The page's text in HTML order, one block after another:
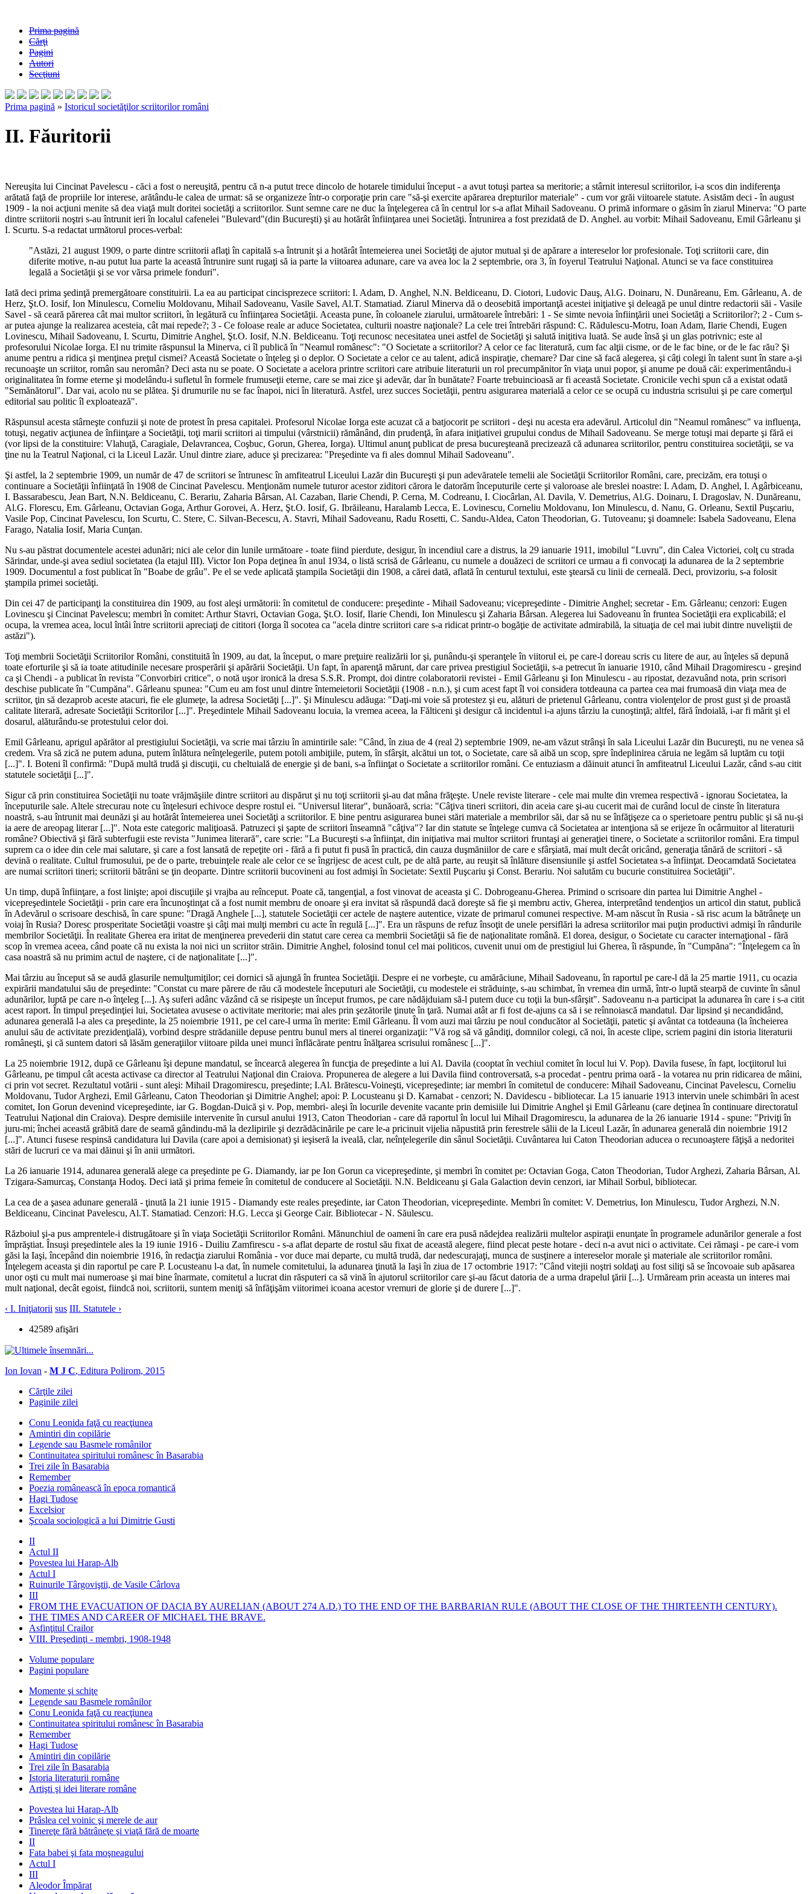
Prima pagină
Cărţi
Pagini
Autori
Secţiuni
Prima pagină » Istoricul societăţilor scriitorilor români
II. Făuritorii
Nereuşita lui Cincinat Pavelescu - căci a fost o nereuşită, pentru că n-a putut trece dincolo de hotarele timidului început - a avut totuşi partea sa meritorie; a stârnit interesul scriitorilor, i-a scos din indiferenţa
arătată faţă de propriile lor interese, arătându-le calea de urmat: să se organizeze într-o corporaţie prin care "să-şi exercite apărarea drepturilor materiale" - cum vor grăi viitoarele statute. Asistăm deci - în august
1909 - la noi acţiuni menite să dea viaţă mult doritei societăţi a scriitorilor. Sunt semne care ne duc la înţelegerea că în centrul lor s-a aflat Mihail Sadoveanu. O primă informare o găsim în ziarul Minerva: "O parte
dintre scriitorii noştri s-au întrunit ieri în localul cafenelei "Bulevard"(din Bucureşti) şi au hotărât înfiinţarea unei Societăţi. Întrunirea a fost prezidată de D. Anghel. au vorbit: Mihail Sadoveanu, Emil Gârleanu şi
I. Scurtu. S-a redactat următorul proces-verbal:
"Astăzi, 21 august 1909, o parte dintre scriitorii aflaţi în capitală s-a întrunit şi a hotărât întemeierea unei Societăţi de ajutor mutual şi de apărare a intereselor lor profesionale. Toţi scriitorii care, din
diferite motive, n-au putut lua parte la această întrunire sunt rugaţi să ia parte la viitoarea adunare, care va avea loc la 2 septembrie, ora 3, în foyerul Teatrului Naţional. Atunci se va face constituirea
legală a Societăţii şi se vor vărsa primele fonduri".
Iată deci prima şedinţă premergătoare constituirii. La ea au participat cincisprezece scriitori: I. Adam, D. Anghel, N.N. Beldiceanu, D. Ciotori, Ludovic Dauş, Al.G. Doinaru, N. Dunăreanu, Em. Gârleanu, A. de
Herz, Şt.O. Iosif, Ion Minulescu, Corneliu Moldovanu, Mihail Sadoveanu, Vasile Savel, Al.T. Stamatiad. Ziarul Minerva dă o deosebită importanţă acestei iniţiative şi deleagă pe unul dintre redactorii săi - Vasile
Savel - să ceară părerea cât mai multor scriitori, în legătură cu înfiinţarea Societăţii. Aceasta pune, în coloanele ziarului, următoarele întrebări: 1 - Se simte nevoia înfiinţării unei Societăţi a Scriitorilor?; 2 - Cum s-
ar putea ajunge la realizarea acesteia, cât mai repede?; 3 - Ce foloase reale ar aduce Societatea, culturii noastre naţionale? La cele trei întrebări răspund: C. Rădulescu-Motru, Ioan Adam, Ilarie Chendi, Eugen
Lovinescu, Mihail Sadoveanu, I. Scurtu, Dimitrie Anghel, Şt.O. Iosif, N.N. Beldiceanu. Toţi recunosc necesitatea unei astfel de Societăţi şi salută iniţitiva luată. Se aude însă şi un glas potrivnic; este al
profesorului Nicolae Iorga. El nu trimite răspunsul la Minerva, ci îl publică în "Neamul românesc": "O Societate a scriitorilor? A celor ce fac literatură, cum fac alţii cisme, or de le fac bine, or de le fac rău? Şi
anume pentru a ridica şi menţinea preţul cismei? Această Societate o înţeleg şi o deplor. O Societate a celor ce au talent, adică inspiraţie, chemare? Dar cine să facă alegerea, şi câţi colegi în talent sunt în stare a-şi
recunoaşte un scriitor, român sau neromân? Deci asta nu se poate. O Societate a acelora printre scriitori care atribuie literaturii un rol precumpănitor în viaţa unui popor, şi anume pe două căi: experimentându-i
originalitatea în forme eterne şi modelându-i sufletul în formele frumuseţii eterne, care se mai zice şi adevăr, dar în bunătate? Foarte trebuincioasă ar fi această Societate. Cronicile vechi spun că a existat odată
"Semănătorul". Dar vai, acolo nu se plătea. Şi drumurile nu se fac înapoi, nici în literatură. Astfel, urez succes Societăţii, pentru asigurarea materială a celor ce se ocupă cu industria scrisului şi pe care comerţul
editorial sau politic îl exploatează".
Răspunsul acesta stârneşte confuzii şi note de protest în presa capitalei. Profesorul Nicolae Iorga este acuzat că a batjocorit pe scriitori - deşi nu acesta era adevărul. Articolul din "Neamul românesc" va influenţa,
totuşi, negativ acţiunea de înfiinţare a Societăţii, toţi marii scriitori ai timpului (vârstnicii) rămânând, din prudenţă, în afara iniţiativei grupului condus de Mihail Sadoveanu. Se merge totuşi mai departe şi fără ei
(vor lipsi de la constituire: Vlahuţă, Caragiale, Delavrancea, Coşbuc, Gorun, Gherea, Iorga). Ultimul anunţ publicat de presa bucureşteană precizează că adunarea scriitorilor, pentru constituirea societăţii, se va
ţine nu la Teatrul Naţional, ci la Liceul Lazăr. Unul dintre ziare, aduce şi precizarea: "Preşedinte va fi ales domnul Mihail Sadoveanu".
Şi astfel, la 2 septembrie 1909, un număr de 47 de scriitori se întrunesc în amfiteatrul Liceului Lazăr din Bucureşti şi pun adevăratele temelii ale Societăţii Scriitorilor Români, care, precizăm, era totuşi o
continuare a Societăţii înfiinţată în 1908 de Cincinat Pavelescu. Menţionăm numele tuturor acestor ziditori cărora le datorăm începuturile certe şi valoroase ale breslei noastre: I. Adam, D. Anghel, I. Agârbiceanu,
I. Bassarabescu, Jean Bart, N.N. Beldiceanu, C. Berariu, Zaharia Bârsan, Al. Cazaban, Ilarie Chendi, P. Cerna, M. Codreanu, I. Ciocârlan, Al. Davila, V. Demetrius, Al.G. Doinaru, I. Dragoslav, N. Dunăreanu,
Al.G. Florescu, Em. Gârleanu, Octavian Goga, Arthur Gorovei, A. Herz, Şt.O. Iosif, G. Ibrăileanu, Haralamb Lecca, E. Lovinescu, Corneliu Moldovanu, Ion Minulescu, d. Nanu, G. Orleanu, Sextil Puşcariu,
Vasile Pop, Cincinat Pavelescu, Ion Scurtu, C. Stere, C. Silvan-Becescu, A. Stavri, Mihail Sadoveanu, Radu Rosetti, C. Sandu-Aldea, Caton Theodorian, G. Tutoveanu; şi doamnele: Isabela Sadoveanu, Elena
Farago, Natalia Iosif, Maria Cunţan.
Nu s-au păstrat documentele acestei adunări; nici ale celor din lunile următoare - toate fiind pierdute, desigur, în incendiul care a distrus, la 29 ianuarie 1911, imobilul "Luvru", din Calea Victoriei, colţ cu strada
Sărindar, unde-şi avea sediul societatea (la etajul III). Victor Ion Popa deţinea în anul 1934, o listă scrisă de Gârleanu, cu numele a douăzeci de scriitori ce urmau a fi convocaţi la adunarea de la 2 septembrie
1909. Documentul a fost publicat în "Boabe de grâu". Pe el se vede aplicată ştampila Societăţii din 1908, a cărei dată, aflată în centurul textului, este ştearsă cu linii de cerneală. Deci, provizoriu, s-a folosit
ştampila primei societăţi.
Din cei 47 de participanţi la constituirea din 1909, au fost aleşi următorii: în comitetul de conducere: preşedinte - Mihail Sadoveanu; vicepreşedinte - Dimitrie Anghel; secretar - Em. Gârleanu; cenzori: Eugen
Lovinescu şi Cincinat Pavelescu; membri în comitet: Arthur Stavri, Octavian Goga, Şt.O. Iosif, Ilarie Chendi, Ion Minulescu şi Zaharia Bârsan. Alegerea lui Sadoveanu în fruntea Societăţii era explicabilă; el
ocupa, la vremea acea, locul întâi între scriitorii apreciaţi de cititori (Iorga îl socotea ca "acela dintre scriitori care s-a ridicat printr-o bogăţie de activitate admirabilă, la situaţia de cel mai iubit dintre nuveliştii de
astăzi").
Toţi membrii Societăţii Scriitorilor Români, constituită în 1909, au dat, la început, o mare preţuire realizării lor şi, punându-şi speranţele în viitorul ei, pe care-l doreau scris cu litere de aur, au înţeles să depună
toate eforturile şi să ia toate atitudinile necesare prosperării şi apărării Societăţii. Un fapt, în aparenţă mărunt, dar care privea prestigiul Societăţii, s-a petrecut în ianuarie 1910, când Mihail Dragomirescu - greşind
ca şi Chendi - a publicat în revista "Convorbiri critice", o notă uşor ironică la dresa S.S.R. Prompt, doi dintre colaboratorii revistei - Emil Gârleanu şi Ion Minulescu - au ripostat, dezavuând nota, prin scrisori
deschise publicate în "Cumpăna". Gârleanu spunea: "Cum eu am fost unul dintre întemeietorii Societăţii (1908 - n.n.), şi cum acest fapt îl voi considera totdeauna ca partea cea mai frumoasă din viaţa mea de
scriitor, ţin să dezaprob aceste atacuri, fie ele glumeţe, la adresa Societăţi [...]". Şi Minulescu adăuga: "Daţi-mi voie să protestez şi eu, alături de prietenul Gârleanu, contra violenţelor de prost gust şi de proastă
calitate literară, adresate Societăţii Scritorilor [...]". Preşedintele Mihail Sadoveanu locuia, la vremea aceea, la Fălticeni şi desigur că incidentul i-a ajuns târziu la cunoştinţă; altfel, fără îndoială, i-ar fi mărit şi el
dosarul, alăturându-se protestului celor doi.
Emil Gârleanu, aprigul apărător al prestigiului Societăţii, va scrie mai târziu în amintirile sale: "Când, în ziua de 4 (real 2) septembrie 1909, ne-am văzut strânşi în sala Liceului Lazăr din Bucureşti, nu ne venea să
credem. Vra să zică ne putem aduna, putem înlătura neînţelegerile, putem potoli ambiţiile, putem, în sfârşit, alcătui un tot, o Societate, care să aibă un scop, spre îndeplinirea căruia ne legăm să luptăm cu toţii
[...]". I. Boteni îl confirmă: "După multă trudă şi discuţii, cu cheltuială de energie şi de bani, s-a înfiinţat o Societate a scriitorilor români. Ce entuziasm a dăinuit atunci în amfiteatrul Liceului Lazăr, când s-au citit
statutele societăţii [...]".
Sigur că prin constituirea Societăţii nu toate vrăjmăşiile dintre scriitori au dispărut şi nu toţi scriitorii şi-au dat mâna frăţeşte. Unele reviste literare - cele mai multe din vremea respectivă - ignorau Societatea, la
începuturile sale. Altele strecurau note cu înţelesuri echivoce despre rostul ei. "Universul literar", bunăoară, scria: "Câţiva tineri scriitori, din aceia care şi-au cucerit mai de curând locul de cinste în literatura
noastră, s-au întrunit mai deunăzi şi au hotărât întemeierea unei Societăţi a scriitorilor. E bine pentru asigurarea bunei stări materiale a membrilor săi, dar să nu se înfăţişeze ca o sperietoare pentru public şi să nu-şi
ia aere de areopag literar [...]". Nota este categoric maliţioasă. Patruzeci şi şapte de scriitori înseamnă "câţiva"? Iar din statute se înţelege cumva că Societatea ar intenţiona să se erijeze în ocârmuitor al literaturii
române? Obiectivă şi fără subterfugii este revista "Junimea literară", care scrie: "La Bucureşti s-a înfiinţat, din iniţiativa mai multor scriitori fruntaşi ai generaţiei tinere, o Societate a scriitorilor români. Era timpul
suprem ca o idee din cele mai salutare, şi care a fost lansată de repeţite ori - fără a fi putut fi pusă în practică, din cauza duşmăniilor de care e sfârşiată, mai mult decât oricând, generaţia tânără de scriitori - să
devină o realitate. Cultul frumosului, pe de o parte, trebuinţele reale ale celor ce se îngrijesc de acest cult, pe de altă parte, au reuşit să înlăture disensiunile şi astfel Societatea s-a înfiinţat. Deocamdată Societatea
are numai scriitori tineri; scriitorii bătrâni se ţin deoparte. Dintre scriitorii bucovineni au fost admişi în Societate: Sextil Puşcariu şi Const. Berariu. Noi salutăm cu bucurie constituirea Societăţii".
Un timp, după înfiinţare, a fost linişte; apoi discuţiile şi vrajba au reînceput. Poate că, tangenţial, a fost vinovat de aceasta şi C. Dobrogeanu-Gherea. Primind o scrisoare din partea lui Dimitrie Anghel -
vicepreşedintele Societăţii - prin care era încunoştinţat că a fost numit membru de onoare şi era invitat să răspundă dacă doreşte să fie şi membru activ, Gherea, interpretând tendenţios un articol din statut, publică
în Adevărul o scrisoare deschisă, în care spune: "Dragă Anghele [...], statutele Societăţii cer actele de naştere autentice, vizate de primarul comunei respective. M-am născut în Rusia - să risc acum la bătrâneţe un
voiaj în Rusia? Doresc prosperitate Societăţii voastre şi câţi mai mulţi membri cu acte în regulă [...]". Era un răspuns de refuz însoţit de unele persiflări la adresa scriitorilor mai puţin productivi admişi în rândurile
membrilor Societăţii. În realitate Gherea era iritat de menţinerea prevederii din statut care cerea ca membrii Societăţii să fie de naţionalitate română. El dorea, desigur, o Societate cu caracter internaţional - fără
scop în vremea aceea, când poate că nu exista la noi nici un scriitor străin. Dimitrie Anghel, folosind tonul cel mai politicos, cuvenit unui om de prestigiul lui Gherea, îi răspunde, în "Cumpăna": "Înţelegem ca în
casa noastră să nu primim actul de naştere, ci de naţionalitate [...]".
Mai târziu au început să se audă glasurile nemulţumiţilor; cei dornici să ajungă în fruntea Societăţii. Despre ei ne vorbeşte, cu amărăciune, Mihail Sadoveanu, în raportul pe care-l dă la 25 martie 1911, cu ocazia
expirării mandatului său de preşedinte: "Constat cu mare părere de rău că modestele începuturi ale Societăţii, cu modestele ei străduinţe, s-au schimbat, în vremea din urmă, într-o luptă stearpă de cuvinte în sânul
adunărilor, luptă pe care n-o înţeleg [...]. Aş suferi adânc văzând că se risipeşte un început frumos, pe care nădăjduiam să-l putem duce cu toţii la bun-sfârşit". Sadoveanu n-a participat la adunarea în care i s-a citit
acest raport. În timpul preşedinţiei lui, Societatea avusese o activitate meritorie; mai ales prin şezătorile ţinute în ţară. Numai atât ar fi fost de-ajuns ca să i se reînnoiască mandatul. Dar lipsind şi necandidând,
adunarea generală l-a ales ca preşedinte, la 25 noiembrie 1911, pe cel care-l urma în merite: Emil Gârleanu. Îl vom auzi mai târziu pe noul conducător al Societăţii, patetic şi avântat ca totdeauna (la încheierea
anului său de activitate prezidenţială), vorbind despre strădaniile depuse pentru bunul mers al tinerei organizaţii: "Vă rog să vă gândiţi, domnilor colegi, că noi, în aceste clipe, scriem pagini din istoria literaturii
româneşti, şi că suntem datori să lăsăm generaţiilor viitoare pilda unei munci înflăcărate pentru înălţarea scrisului românesc [...]".
La 25 noiembrie 1912, după ce Gârleanu îşi depune mandatul, se încearcă alegerea în funcţia de preşedinte a lui Al. Davila (cooptat în vechiul comitet în locul lui V. Pop). Davila fusese, în fapt, locţiitorul lui
Gârleanu, pe timpul cât acesta activase ca director al Teatrului Naţional din Craiova. Propunerea de alegere a lui Davila fiind controversată, s-a procedat - pentru prima oară - la votarea nu prin ridicarea de mâini,
ci prin vot secret. Rezultatul votării - sunt aleşi: Mihail Dragomirescu, preşedinte; I.Al. Brătescu-Voineşti, vicepreşedinte; iar membri în comitetul de conducere: Mihail Sadoveanu, Cincinat Pavelescu, Corneliu
Moldovanu, Tudor Arghezi, Emil Gârleanu, Caton Theodorian şi Dimitrie Anghel; apoi: P. Locusteanu şi D. Karnabat - cenzori; N. Davidescu - bibliotecar. La 15 ianuarie 1913 intervin unele schimbări în acest
comitet, Ion Gorun devenind vicepreşedinte, iar G. Bogdan-Duică şi v. Pop, membri- aleşi în locurile devenite vacante prin demisiile lui Dimitrie Anghel şi Emil Gârleanu (care deţinea în continuare directoratul
Teatrului Naţional din Craiova). Despre demisiile intervenite în cursul anului 1913, Caton Theodorian - care dă raportul în locul lui Mihail Dragomirescu, la adunarea de la 26 ianuarie 1914 - spune: "Priviţi în
juru-mi; închei această grăbită dare de seamă gândindu-mă la dezlipirile şi dezrădăcinările pe care le-a pricinuit vijelia năpustită prin ferestrele sălii de la Liceul Lazăr, în adunarea generală din noiembrie 1912
[...]". Atunci fusese respinsă candidatura lui Davila (care apoi a demisionat) şi ieşiseră la iveală, clar, neînţelegerile din sânul Societăţii. Cuvântarea lui Caton Theodorian aducea o recunoaştere făţişă a nedoritei
stări de lucruri ce va mai dăinui şi în anii următori.
La 26 ianuarie 1914, adunarea generală alege ca preşedinte pe G. Diamandy, iar pe Ion Gorun ca vicepreşedinte, şi membri în comitet pe: Octavian Goga, Caton Theodorian, Tudor Arghezi, Zaharia Bârsan, Al.
Tzigara-Samurcaş, Constanţa Hodoş. Deci iată şi prima femeie în comitetul de conducere al Societăţii. N.N. Beldiceanu şi Gala Galaction devin cenzori, iar Mihail Sorbul, bibliotecar.
La cea de a şasea adunare generală - ţinută la 21 iunie 1915 - Diamandy este reales preşedinte, iar Caton Theodorian, vicepreşedinte. Membri în comitet: V. Demetrius, Ion Minulescu, Tudor Arghezi, N.N.
Beldiceanu, Cincinat Pavelescu, Al.T. Stamatiad. Cenzori: H.G. Lecca şi George Cair. Bibliotecar - N. Săulescu.
Războiul şi-a pus amprentele-i distrugătoare şi în viaţa Societăţii Scriitorilor Români. Mănunchiul de oameni în care era pusă nădejdea realizării multelor aspiraţii enunţate în programele adunărilor generale a fost
împrăştiat. Însuşi preşedintele ales la 19 iunie 1916 - Duiliu Zamfirescu - s-a aflat departe de rostul său fixat de această alegere, fiind plecat peste hotare - deci n-a avut nici o activitate. Cei rămaşi - pe care-i vom
găsi la Iaşi, începând din noiembrie 1916, în redacţia ziarului România - vor duce mai departe, cu multă trudă, dar nedescurajaţi, munca de susţinere a intereselor morale şi materiale ale scriitorilor români.
Înţelegem aceasta şi din raportul pe care P. Locusteanu l-a dat, în numele comitetului, la adunarea ţinută la Iaşi în ziua de 17 octombrie 1917: "Când vitejii noştri soldaţi au fost siliţi să se încovoaie sub apăsarea
unor oşti cu mult mai numeroase şi mai bine înarmate, comitetul a lucrat din răsputeri ca să vină în ajutorul scriitorilor care şi-au făcut datoria de a urma drapelul ţării [...]. Urmăream prin aceasta un interes mai
mult naţional, decât egoist, fiindcă noi, scriitorii, suntem meniţi să înfăţişăm viitorimei icoana acestor vremuri de glorie şi de durere [...]".
‹ I. Iniţiatorii sus III. Statutele ›
42589 afişări
Ion Iovan - M J C, Editura Polirom, 2015
Cărţile zilei
Paginile zilei
Conu Leonida faţă cu reacţiunea
Amintiri din copilărie
Legende sau Basmele românilor
Continuitatea spiritului românesc în Basarabia
Trei zile în Basarabia
Remember
Poezia românească în epoca romantică
Hagi Tudose
Excelsior
Şcoala sociologică a lui Dimitrie Gusti
II
Actul II
Povestea lui Harap-Alb
Actul I
Ruinurile Târgoviştii, de Vasile Cârlova
III
FROM THE EVACUATION OF DACIA BY AURELIAN (ABOUT 274 A.D.) TO THE END OF THE BARBARIAN RULE (ABOUT THE CLOSE OF THE THIRTEENTH CENTURY).
THE TIMES AND CAREER OF MICHAEL THE BRAVE.
Asfinţitul Crailor
VIII. Preşedinţi - membri, 1908-1948
Volume populare
Pagini populare
Momente şi schiţe
Legende sau Basmele românilor
Conu Leonida faţă cu reacţiunea
Continuitatea spiritului românesc în Basarabia
Remember
Hagi Tudose
Amintiri din copilărie
Trei zile în Basarabia
Istoria literaturii române
Artişti şi idei literare române
Povestea lui Harap-Alb
Prâslea cel voinic şi merele de aur
Tinereţe fără bătrâneţe şi viaţă fără de moarte
II
Fata babei şi fata moşneagului
Actul I
III
Aleodor Împărat